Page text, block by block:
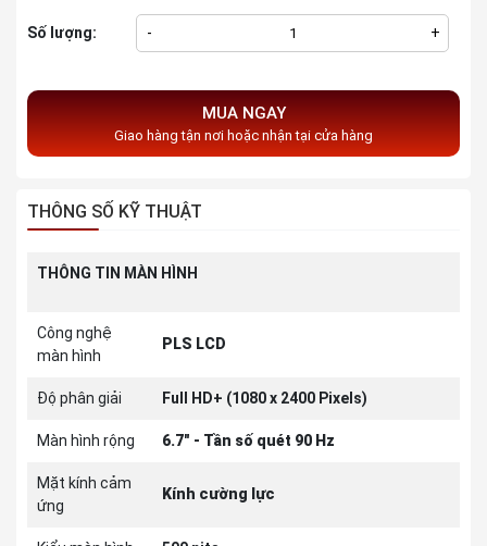
Số lượng: - +
MUA NGAY
Giao hàng tận nơi hoặc nhận tại cửa hàng
THÔNG SỐ KỸ THUẬT
THÔNG TIN MÀN HÌNH
Công nghệ
màn hình
PLS LCD
Độ phân giải Full HD+ (1080 x 2400 Pixels)
Màn hình rộng 6.7" - Tần số quét 90 Hz
Mặt kính cảm
ứng
Kính cường lực